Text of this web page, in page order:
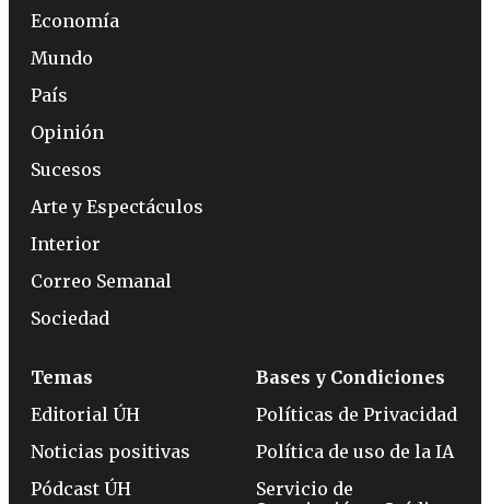
Economía
Mundo
País
Opinión
Sucesos
Arte y Espectáculos
Interior
Correo Semanal
Sociedad
Temas
Editorial ÚH
Noticias positivas
Pódcast ÚH
Bases y Condiciones
Políticas de Privacidad
Política de uso de la IA
Servicio de